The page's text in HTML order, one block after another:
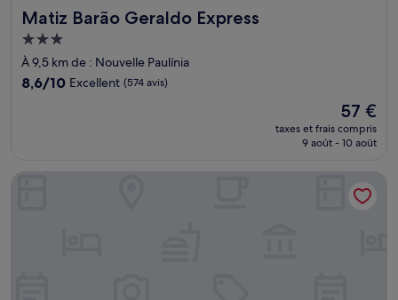
Matiz Barão Geraldo Express
Matiz Barão Geraldo Express
Hébergement
3.0 étoiles
À 9,5 km de : Nouvelle Paulínia
8.6
8,6/10 Excellent (574 avis)
Le
nouveau
prix
de
57 €
57 €
taxes et frais compris
9 août - 10 août